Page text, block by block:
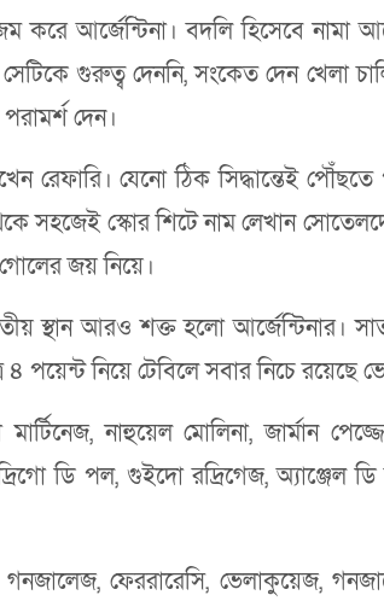
আর্জেন্টিনা। বদলি হিসেবে নামা
গুরুত্ব দেননি, সংকেত দেন খেলা
দেন।
রেফারি। যেনো ঠিক সিদ্ধান্তেই
সহজেই স্কোর শিটে নাম লেখান
গোলের জয় নিয়ে।
স্থান আরও শক্ত হলো আর্জেন্টিনার।
পয়েন্ট নিয়ে টেবিলে সবার নিচে রয়েছে
নাহুয়েল মোলিনা, জার্মান
ডি পল, গুইদো রদ্রিগেজ, অ্যাঞ্জেল ডি
গনজালেজ, ফেররারেসি, ভেলাকুয়েজ,